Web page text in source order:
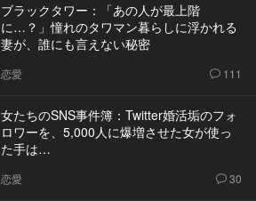
ブラックタワー：「あの人が最上階
に…？」憧れのタワマン暮らしに浮かれる
妻が、誰にも言えない秘密
恋愛 111
女たちのSNS事件簿：Twitter婚活垢のフォ
ロワーを、5,000人に爆増させた女が使っ
た手は…
恋愛 30